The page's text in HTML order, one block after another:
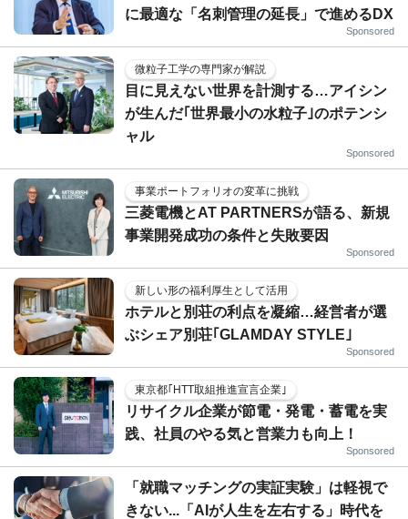
に最適な「名刺管理の延長」で進めるDX
Sponsored
微粒子工学の専門家が解説
目に見えない世界を計測する…アイシン
が生んだ｢世界最小の水粒子｣のポテンシ
ャル
Sponsored
事業ポートフォリオの変革に挑戦
三菱電機とAT PARTNERSが語る、新規
事業開発成功の条件と失敗要因
Sponsored
新しい形の福利厚生として活用
ホテルと別荘の利点を凝縮…経営者が選
ぶシェア別荘｢GLAMDAY STYLE｣
Sponsored
東京都｢HTT取組推進宣言企業｣
リサイクル企業が節電・発電・蓄電を実
践、社員のやる気と営業力も向上！
Sponsored
「就職マッチングの実証実験」は軽視で
きない...「AIが人生を左右する」時代を